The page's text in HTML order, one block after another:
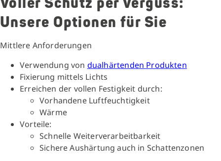
Unsere Optionen für Sie
Mittlere Anforderungen
Verwendung von dualhärtenden Produkten
Fixierung mittels Lichts
Erreichen der vollen Festigkeit durch:
Vorhandene Luftfeuchtigkeit
Wärme
Vorteile:
Schnelle Weiterverarbeitbarkeit
Sichere Aushärtung auch in Schattenzonen